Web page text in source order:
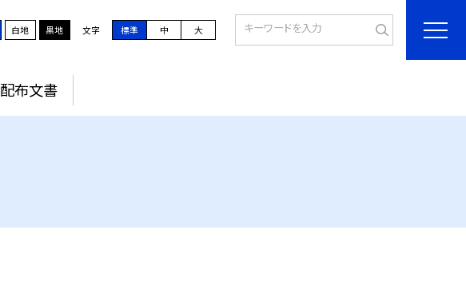
白地 黒地 文字 標準 中 大
配布文書